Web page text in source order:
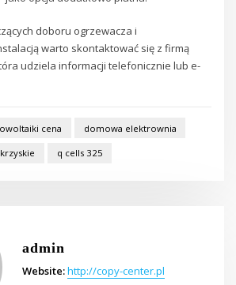
doboru ogrzewacza i
warto skontaktować się z firmą
udziela informacji telefonicznie lub e-
cena domowa elektrownia
q cells 325
admin
Website:http://copy-center.pl